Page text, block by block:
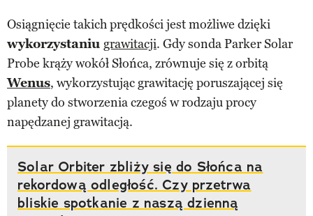
Osiągnięcie takich prędkości jest możliwe dzięki
wykorzystaniu grawitacji. Gdy sonda Parker Solar
Probe krąży wokół Słońca, zrównuje się z orbitą
Wenus, wykorzystując grawitację poruszającej się
planety do stworzenia czegoś w rodzaju procy
napędzanej grawitacją.
Solar Orbiter zbliży się do Słońca na
rekordową odległość. Czy przetrwa
bliskie spotkanie z naszą dzienną